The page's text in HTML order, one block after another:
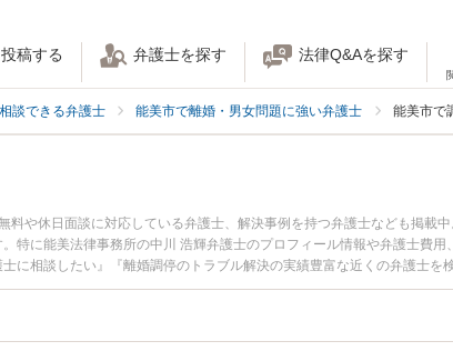
稿する 弁護士を探す 法律Q&Aを探す
談できる弁護士 能美市で離婚・男女問題に強い弁護士 能美市で
や休日面談に対応している弁護士、解決事例を持つ弁護士なども掲載
特に能美法律事務所の中川 浩輝弁護士のプロフィール情報や弁護士費用
に相談したい』『離婚調停のトラブル解決の実績豊富な近くの弁護士を
りの相談者さんにおすすめです。